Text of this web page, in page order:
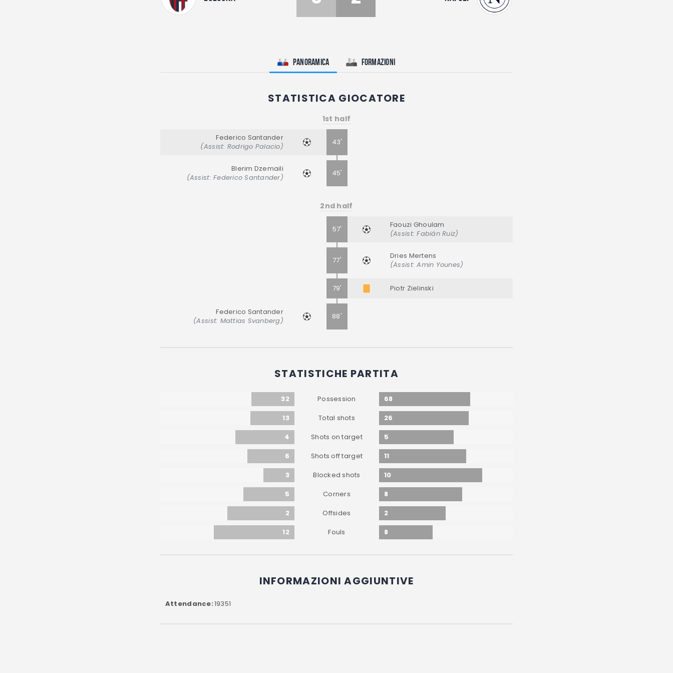
Panoramica Formazioni
STATISTICA GIOCATORE
1st half
Federico Santander
(Assist: Rodrigo Palacio)
43'
Blerim Dzemaili
(Assist: Federico Santander)
45'
2nd half
57'
Faouzi Ghoulam
(Assist: Fabián Ruiz)
77'
Dries Mertens
(Assist: Amin Younes)
79' Piotr Zielinski
Federico Santander
(Assist: Mattias Svanberg)
88'
STATISTICHE PARTITA
32 Possession
68
13
Total shots
26
4
Shots on target
5
6
Shots off target
11
3
Blocked shots
10
5
Corners
8
2
Offsides
2
12
Fouls 8
INFORMAZIONI AGGIUNTIVE
Attendance 19351